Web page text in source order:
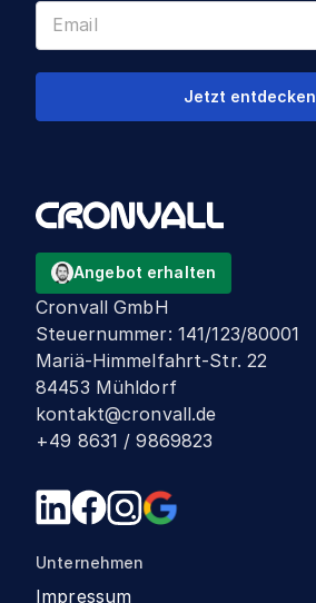
Jetzt entdecken
Angebot erhalten
Cronvall GmbH
Steuernummer: 141/123/80001
Mariä-Himmelfahrt-Str. 22
84453 Mühldorf
kontakt@cronvall.de
+49 8631 / 9869823
Unternehmen
Impressum